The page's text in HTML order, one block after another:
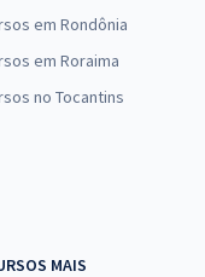
em Rondônia
em Roraima
no Tocantins
MAIS